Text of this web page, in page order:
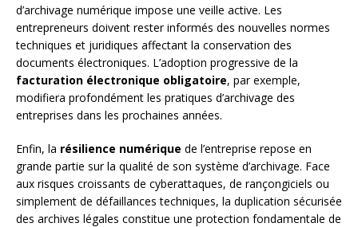
d’archivage numérique impose une veille active. Les
entrepreneurs doivent rester informés des nouvelles normes
techniques et juridiques affectant la conservation des
documents électroniques. L’adoption progressive de la
facturation électronique obligatoire, par exemple,
modifiera profondément les pratiques d’archivage des
entreprises dans les prochaines années.
Enfin, la résilience numérique de l’entreprise repose en
grande partie sur la qualité de son système d’archivage. Face
aux risques croissants de cyberattaques, de rançongiciels ou
simplement de défaillances techniques, la duplication sécurisée
des archives légales constitue une protection fondamentale de